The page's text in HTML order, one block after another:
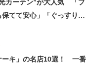
カーテン”が大人気 「プ
保てて安心」「ぐっすり眠
ーキ」の名店10選！ 一番